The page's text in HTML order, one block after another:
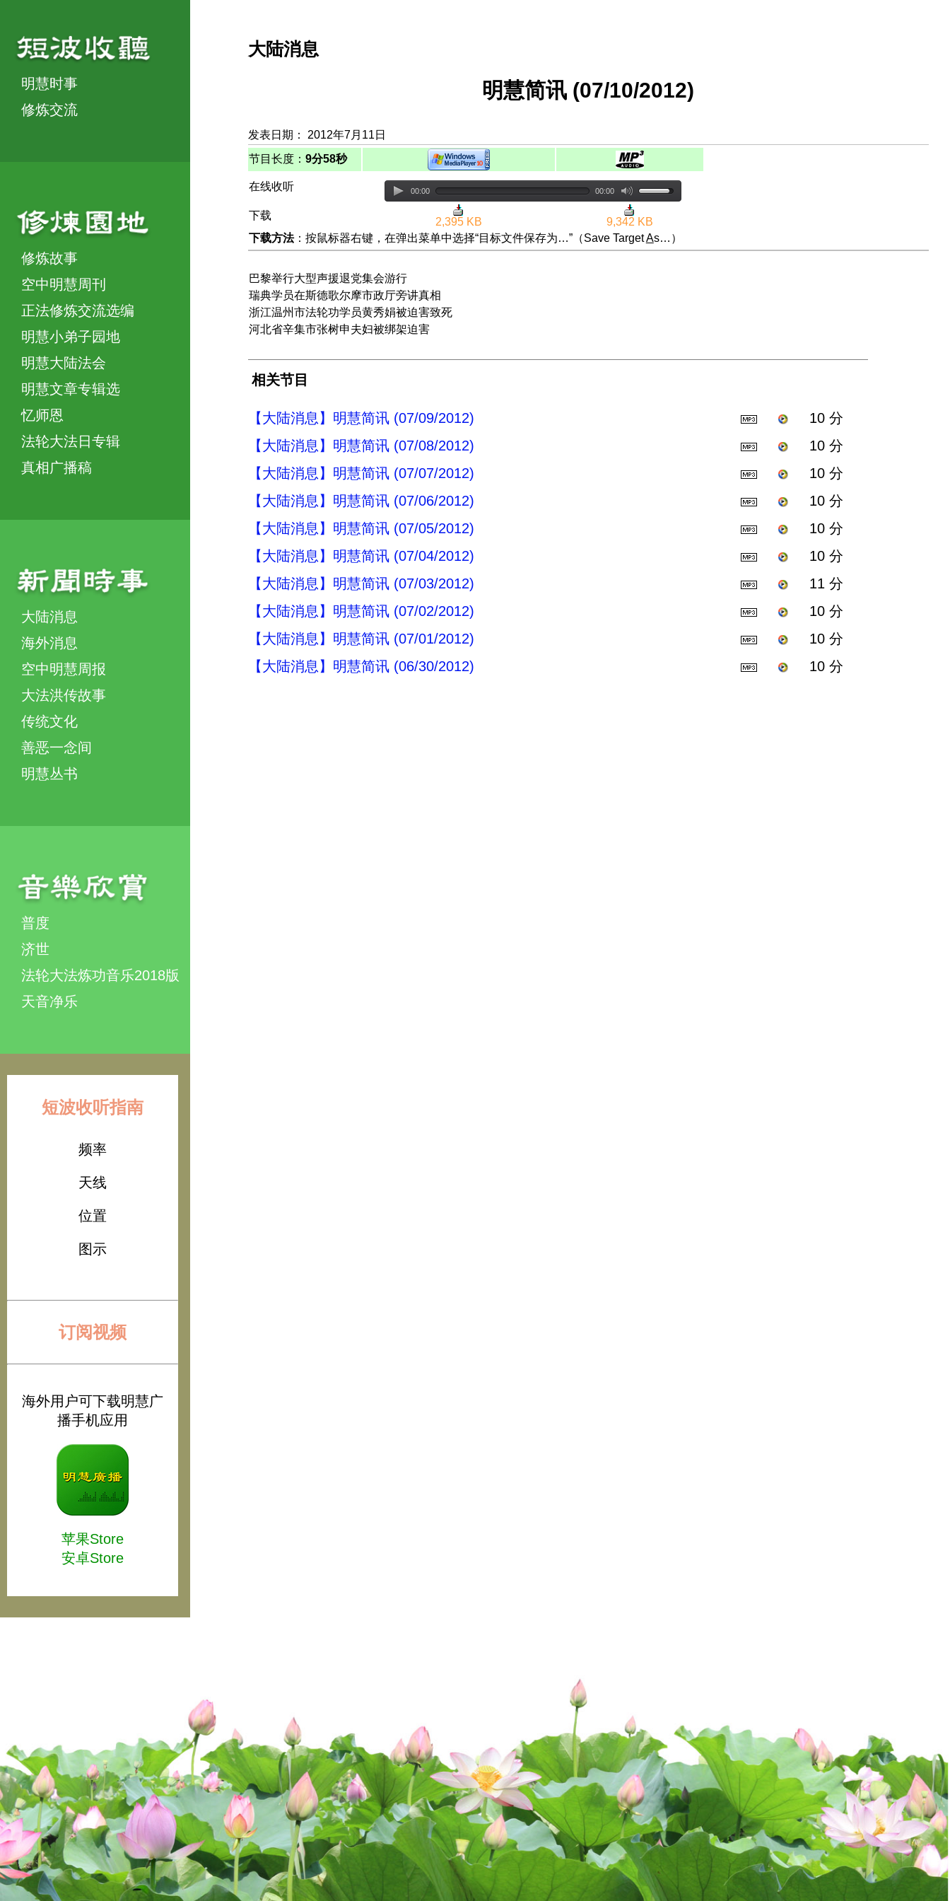
明慧时事
修炼交流
修炼故事
空中明慧周刊
正法修炼交流选编
明慧小弟子园地
明慧大陆法会
明慧文章专辑选
忆师恩
法轮大法日专辑
真相广播稿
大陆消息
海外消息
空中明慧周报
大法洪传故事
传统文化
善恶一念间
明慧丛书
普度
济世
法轮大法炼功音乐2018版
天音净乐
短波收听指南
频率
天线
位置
图示
订阅视频
海外用户可下载明慧广
播手机应用
苹果Store
安卓Store
大陆消息
明慧简讯 (07/10/2012)
发表日期： 2012年7月11日
节目长度： 9分58秒
在线收听 00:00 00:00
下载
2,395 KB
9,342 KB
下载方法：按鼠标器右键，在弹出菜单中选择“目标文件保存为…”（Save TargetAs…）
巴黎举行大型声援退党集会游行
瑞典学员在斯德歌尔摩市政厅旁讲真相
浙江温州市法轮功学员黄秀娟被迫害致死
河北省辛集市张树申夫妇被绑架迫害
相关节目
【大陆消息】明慧简讯 (07/09/2012)
10 分
【大陆消息】明慧简讯 (07/08/2012)
10 分
【大陆消息】明慧简讯 (07/07/2012)
10 分
【大陆消息】明慧简讯 (07/06/2012)
10 分
【大陆消息】明慧简讯 (07/05/2012)
10 分
【大陆消息】明慧简讯 (07/04/2012)
10 分
【大陆消息】明慧简讯 (07/03/2012)
11 分
【大陆消息】明慧简讯 (07/02/2012)
10 分
【大陆消息】明慧简讯 (07/01/2012)
10 分
【大陆消息】明慧简讯 (06/30/2012)
10 分